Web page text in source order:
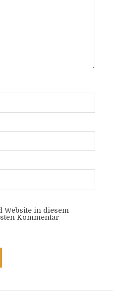
Website in diesem
Kommentar